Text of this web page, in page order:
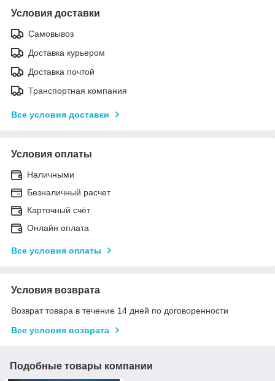
Условия доставки
Самовывоз
Доставка курьером
Доставка почтой
Транспортная компания
Все условия доставки
Условия оплаты
Наличными
Безналичный расчет
Карточный счёт
Онлайн оплата
Все условия оплаты
Условия возврата
Возврат товара в течение 14 дней по договоренности
Все условия возврата
Подобные товары компании